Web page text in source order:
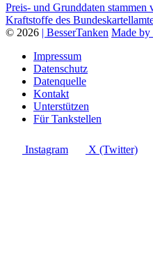
Preis- und Grunddaten
Kraftstoffe des
© 2026 | BesserTanken Made by
Impressum
Datenschutz
Datenquelle
Kontakt
Unterstützen
Für Tankstellen
Instagram X (Twitter)